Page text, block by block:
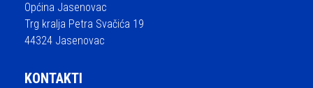
Općina Jasenovac
Trg kralja Petra Svačića 19
44324 Jasenovac
KONTAKTI